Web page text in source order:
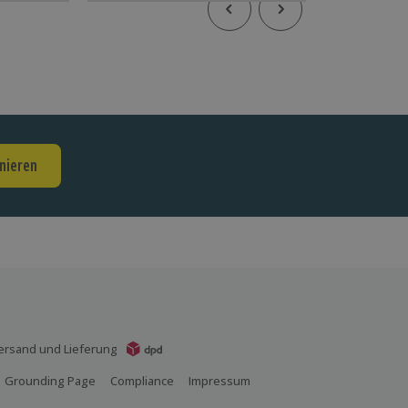
und Lieferung
Grounding Page Compliance Impressum